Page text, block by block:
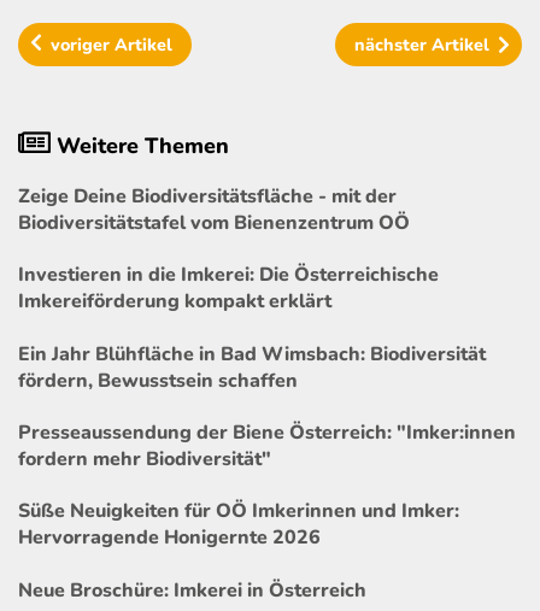
vorigerArtikel nächster Artikel
Weitere Themen
Zeige Deine Biodiversitätsfläche - mit der
Biodiversitätstafel vom Bienenzentrum OÖ
Investieren in die Imkerei: Die Österreichische
Imkereiförderung kompakt erklärt
Ein Jahr Blühfläche in Bad Wimsbach: Biodiversität
fördern, Bewusstsein schaffen
Presseaussendung der Biene Österreich: "Imker:innen
fordern mehr Biodiversität"
Süße Neuigkeiten für OÖ Imkerinnen und Imker:
Hervorragende Honigernte 2026
Neue Broschüre: Imkerei in Österreich